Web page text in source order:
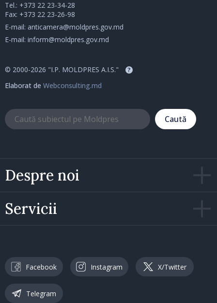
Despre noi
Servicii
Tel.: +373 22 23-34-28
Fax: +373 22 23-26-98
E-mail: anticamera@moldpres.gov.md
E-mail: inform@moldpres.gov.md
© 2000-2026 "I.P. MOLDPRES A.I.S." ?
Elaborat de Webconsulting.md
Caută
Facebook Instagram X/Twitter
Telegram